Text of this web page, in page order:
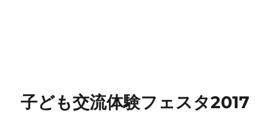
子ども交流体験フェスタ2017